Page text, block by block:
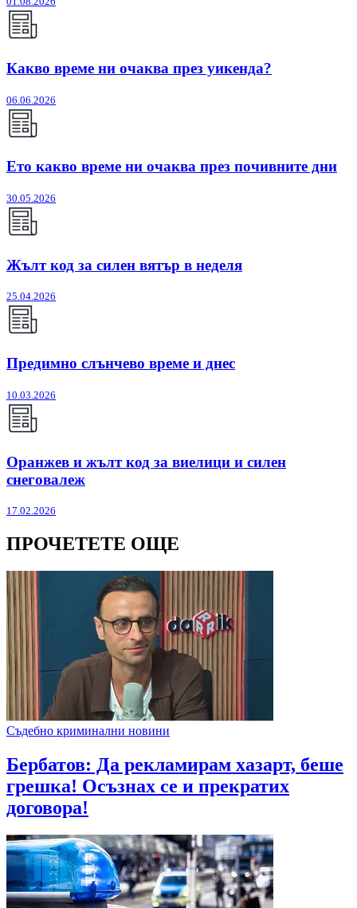
Какво време ни очаква през уикенда?
06.06.2026
Ето какво време ни очаква през почивните дни
30.05.2026
Жълт код за силен вятър в неделя
25.04.2026
Предимно слънчево време и днес
10.03.2026
Оранжев и жълт код за виелици и силен
снеговалеж
17.02.2026
ПРОЧЕТЕТЕ ОЩЕ
Съдебно криминални новини
Бербатов: Да рекламирам хазарт, беше
грешка! Осъзнах се и прекратих
договора!